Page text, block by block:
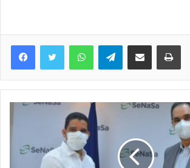
WhatsAppTelegramCompartir via Email